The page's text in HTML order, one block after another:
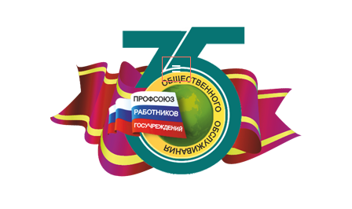
Чеченская Республиканская
организация общероссийского
профсоюза работников
госучреждений и общественного
обслуживания РФ